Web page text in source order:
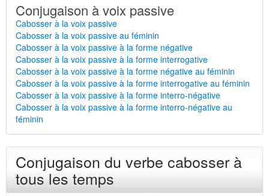
Conjugaison à voix passive
Cabosser à la voix passive
Cabosser à la voix passive au féminin
Cabosser à la voix passive à la forme négative
Cabosser à la voix passive à la forme interrogative
Cabosser à la voix passive à la forme négative au féminin
Cabosser à la voix passive à la forme interrogative au féminin
Cabosser à la voix passive à la forme interro-négative
Cabosser à la voix passive à la forme interro-négative au
féminin
Conjugaison du verbe cabosser à
tous les temps